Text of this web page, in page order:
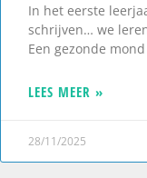
In het eerste
schrijven… we
Een gezonde
LEES MEER »
28/11/2025